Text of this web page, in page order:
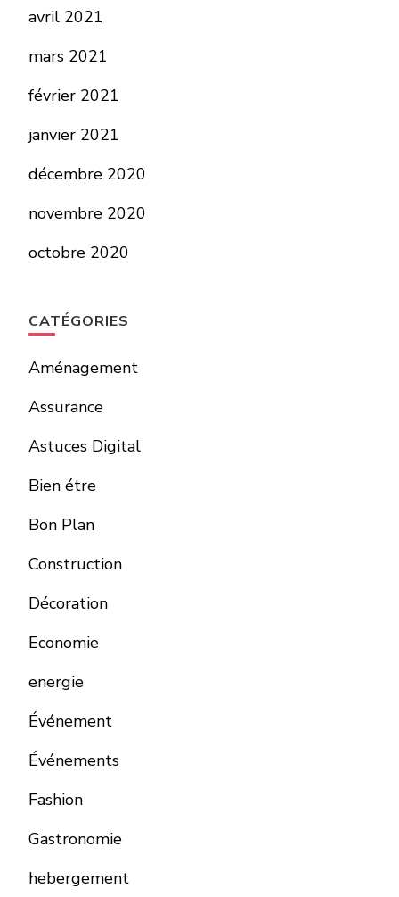
avril 2021
mars 2021
février 2021
janvier 2021
décembre 2020
novembre 2020
octobre 2020
CATÉGORIES
Aménagement
Assurance
Astuces Digital
Bien étre
Bon Plan
Construction
Décoration
Economie
energie
Événement
Événements
Fashion
Gastronomie
hebergement